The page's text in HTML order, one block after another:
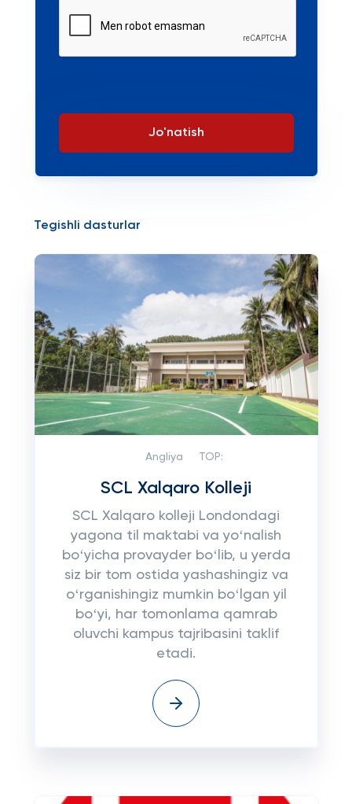
Jo'natish
Tegishli dasturlar
Angliya TOP:
SCL Xalqaro Kolleji
SCL Xalqaro kolleji Londondagi
yagona til maktabi va yoʻnalish
boʻyicha provayder boʻlib, u yerda
siz bir tom ostida yashashingiz va
oʻrganishingiz mumkin boʻlgan yil
boʻyi, har tomonlama qamrab
oluvchi kampus tajribasini taklif
etadi.